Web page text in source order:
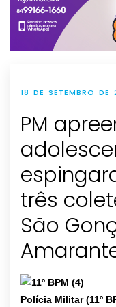
18 DE SETEMBRO DE
PM
três
São
Polícia Militar (11º